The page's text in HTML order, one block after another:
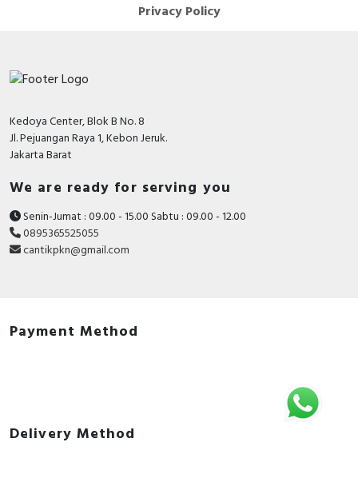
Privacy Policy
Kedoya Center, Blok B No. 8
Jl. Pejuangan Raya 1, Kebon Jeruk.
Jakarta Barat
We are ready for serving you
Senin-Jumat : 09.00 - 15.00 Sabtu : 09.00 - 12.00
0895365525055
cantikpkn@gmail.com
Payment Method
Delivery Method